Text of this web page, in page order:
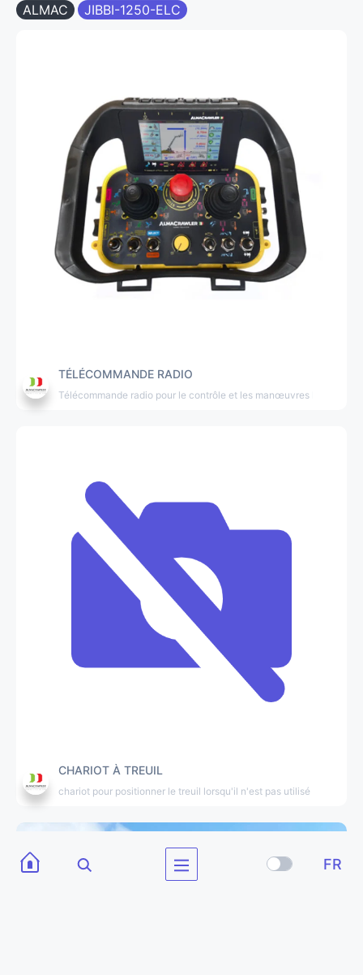
FR
ALMAC
JIBBI-1250-ELC
TÉLÉCOMMANDE RADIO
Télécommande radio pour le contrôle et les manœuvres longue
CHARIOT À TREUIL
chariot pour positionner le treuil lorsqu'il n'est pas utilisé